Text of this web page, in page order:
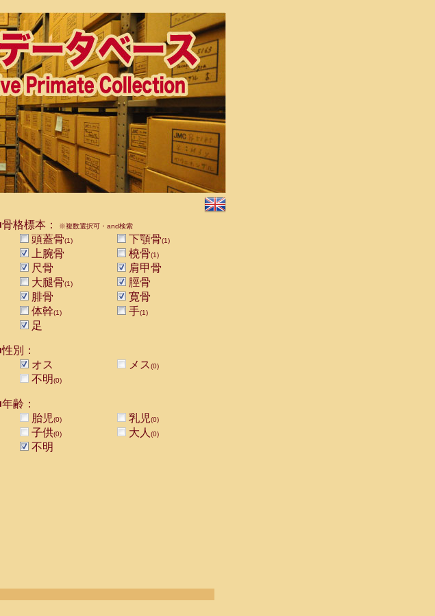
格標本： ※複数選択可・and検索
頭蓋骨(1) 下顎骨(1)
上腕骨 橈骨(1)
尺骨
肩甲骨
大腿骨(1)
脛骨
腓骨
寛骨
体幹(1) 手(1)
足
別：
オス
メス(0)
不明(0)
齢：
胎児(0) 乳児(0)
子供(0) 大人 (0)
不明